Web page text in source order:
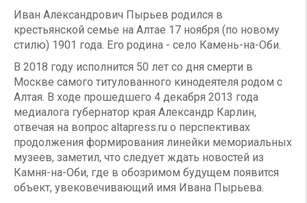
Иван Александрович Пырьев родился в
крестьянской семье на Алтае 17 ноября (по новому
стилю) 1901 года. Его родина - село Камень-на-Оби.
В 2018 году исполнится 50 лет со дня смерти в
Москве самого титулованного кинодеятеля родом с
Алтая. В ходе прошедшего 4 декабря 2013 года
медиалога губернатор края Александр Карлин,
отвечая на вопрос altapress.ru о перспективах
продолжения формирования линейки мемориальных
музеев, заметил, что следует ждать новостей из
Камня-на-Оби, где в обозримом будущем появится
объект, увековечивающий имя Ивана Пырьева.